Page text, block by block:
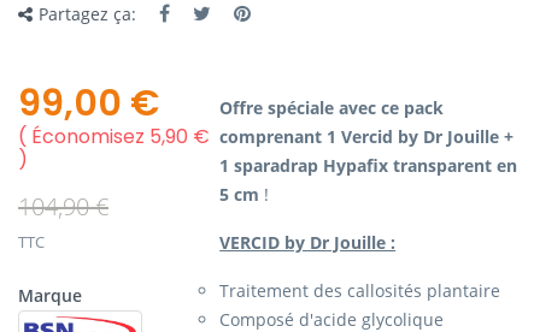
Partagez ça:
99,00 €
Économisez 5,90 €
104,90 €
TTC
Marque
Offre spéciale avec ce pack
comprenant 1 Vercid by Dr Jouille +
1 sparadrap Hypafix transparent en
5 cm !
VERCID by Dr Jouille :
Traitement des callosités plantaire
Composé d'acide glycolique